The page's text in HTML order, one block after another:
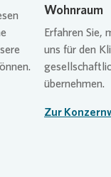
Wohnraum
Erfahren Sie,
uns für den
übernehmen.
Zur